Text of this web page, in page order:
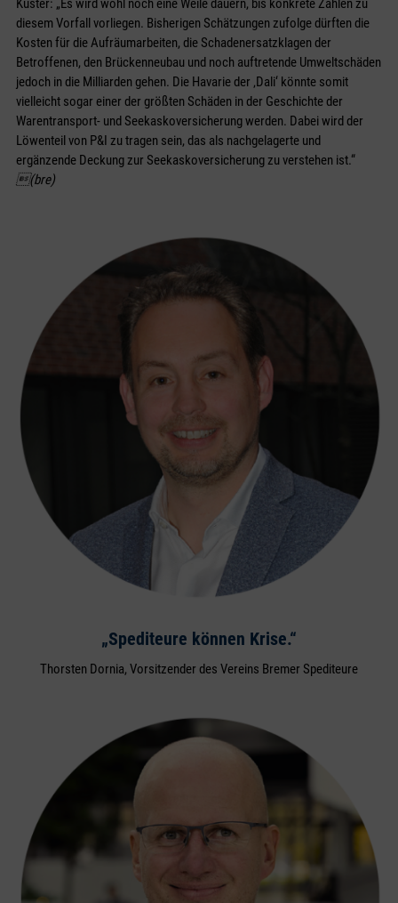
Küster: „Es wird wohl noch eine Weile dauern, bis konkrete Zahlen zu
diesem Vorfall vorliegen. Bisherigen Schätzungen zufolge dürften die
Kosten für die Aufräumarbeiten, die Schadenersatzklagen der
Betroffenen, den Brückenneubau und noch auftretende Umweltschäden
jedoch in die Milliarden gehen. Die Havarie der ‚Dali‘ könnte somit
vielleicht sogar einer der größten Schäden in der Geschichte der
Warentransport- und Seekaskoversicherung werden. Dabei wird der
Löwenteil von P&I zu tragen sein, das als nachgelagerte und
ergänzende Deckung zur Seekaskoversicherung zu verstehen ist.“
(bre)
„Spediteure können Krise.“
Thorsten Dornia, Vorsitzender des Vereins Bremer Spediteure